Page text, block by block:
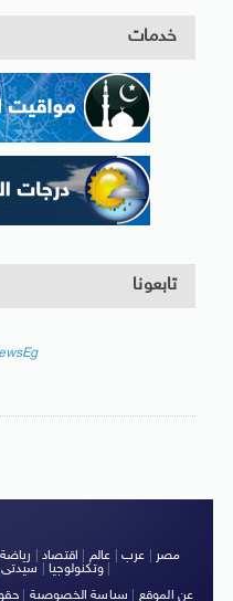
خدمات
تابعونا
مصر عرب عالم اقتصاد رياضة
وتكنولوجيا| سيدتى
|
عن الموقع
سياسة الخصوصية